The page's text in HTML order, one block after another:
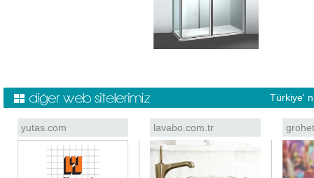
Türkiye'
yutas.com lavabo.com.tr